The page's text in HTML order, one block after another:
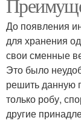
До появления
для хранения
свои сменные
Это было
решить данную
только робу,
другие